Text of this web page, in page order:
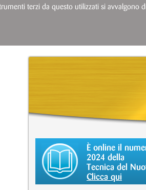
È online il
2024 della
Tecnica del
Clicca qui
terzi da questo utilizzati si avvalgono